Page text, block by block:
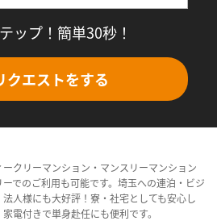
ップ！簡単30秒！
クエストをする
クリーマンション・マンスリーマンション
でのご利用も可能です。埼玉への連泊・ビジ
人様にも大好評！寮・社宅としても安心し
電付きで単身赴任にも便利です。